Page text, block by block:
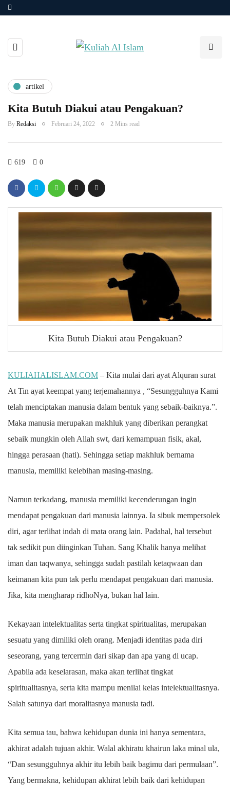
artikel
Kita Butuh Diakui atau Pengakuan?
By Redaksi Februari 24, 2022 2 Mins read
619 0
Kita Butuh Diakui atau Pengakuan?
KULIAHALISLAM.COM – Kita mulai dari ayat Alquran surat
At Tin ayat keempat yang terjemahannya , “Sesungguhnya Kami
telah menciptakan manusia dalam bentuk yang sebaik-baiknya.”.
Maka manusia merupakan makhluk yang diberikan perangkat
sebaik mungkin oleh Allah swt, dari kemampuan fisik, akal,
hingga perasaan (hati). Sehingga setiap makhluk bernama
manusia, memiliki kelebihan masing-masing.
Namun terkadang, manusia memiliki kecenderungan ingin
mendapat pengakuan dari manusia lainnya. Ia sibuk mempersolek
diri, agar terlihat indah di mata orang lain. Padahal, hal tersebut
tak sedikit pun diinginkan Tuhan. Sang Khalik hanya melihat
iman dan taqwanya, sehingga sudah pastilah ketaqwaan dan
keimanan kita pun tak perlu mendapat pengakuan dari manusia.
Jika, kita mengharap ridhoNya, bukan hal lain.
Kekayaan intelektualitas serta tingkat spiritualitas, merupakan
sesuatu yang dimiliki oleh orang. Menjadi identitas pada diri
seseorang, yang tercermin dari sikap dan apa yang di ucap.
Apabila ada keselarasan, maka akan terlihat tingkat
spiritualitasnya, serta kita mampu menilai kelas intelektualitasnya.
Salah satunya dari moralitasnya manusia tadi.
Kita semua tau, bahwa kehidupan dunia ini hanya sementara,
akhirat adalah tujuan akhir. Walal akhiratu khairun laka minal ula,
“Dan sesungguhnya akhir itu lebih baik bagimu dari permulaan”.
Yang bermakna, kehidupan akhirat lebih baik dari kehidupan